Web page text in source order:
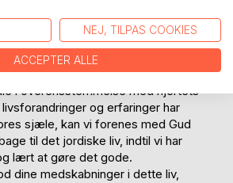
enkelte menneske, ikke som håb,
går gennem renselse i tanke og
i overensstemmelse med hjertets
og erfaringer har
sjæle, kan vi forenes med Gud
til det jordiske liv, indtil vi har
lært at gøre det gode.
dine medskabninger i dette liv,
NEJ, TILPAS COOKIES
ACCEPTER ALLE